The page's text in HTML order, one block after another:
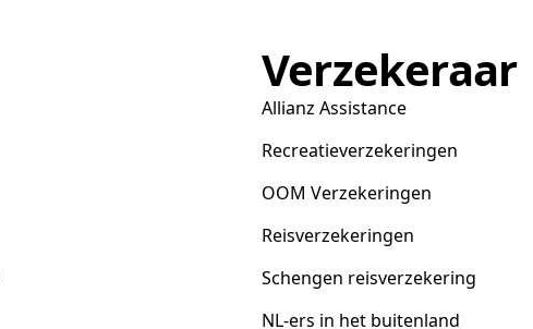
Verzekeraar
Allianz Assistance
Recreatieverzekeringen
OOM Verzekeringen
Reisverzekeringen
Schengen reisverzekering
NL-ers in het buitenland